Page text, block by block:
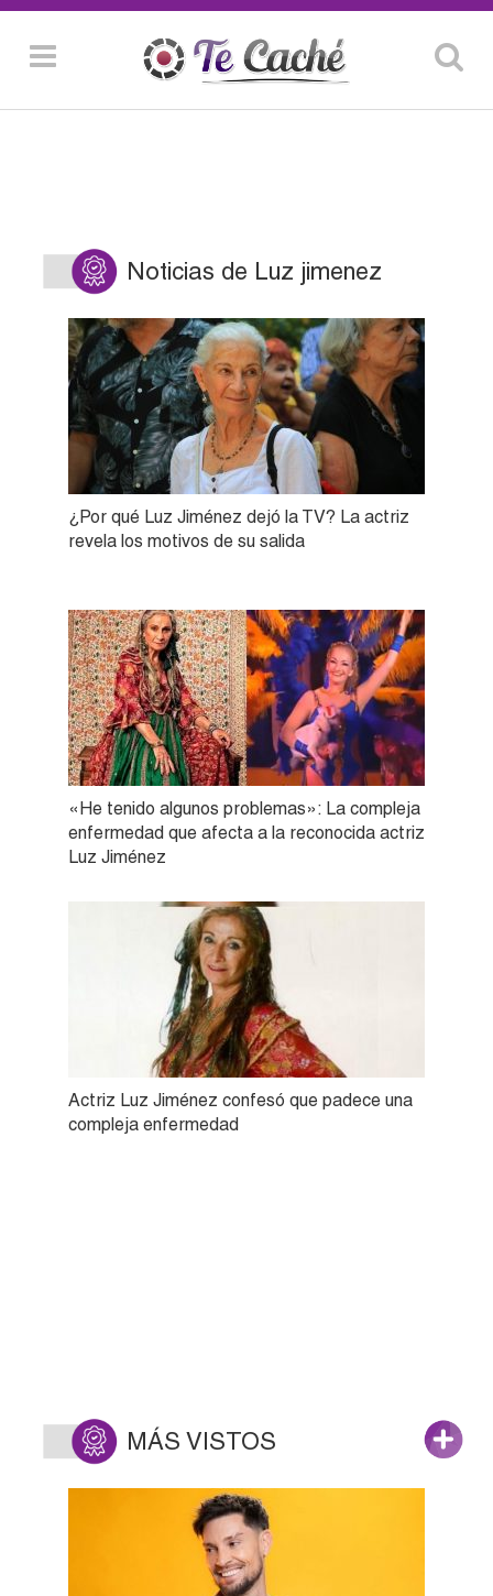
Noticias de Luz jimenez
¿Por qué Luz Jiménez dejó la TV? La actriz
revela los motivos de su salida
«He tenido algunos problemas»: La compleja
enfermedad que afecta a la reconocida actriz
Luz Jiménez
Actriz Luz Jiménez confesó que padece una
compleja enfermedad
MÁS VISTOS